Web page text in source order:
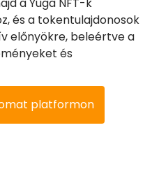
a Yuga NFT-k
és a tokentulajdonosok
előnyökre, beleértve a
és
platformon